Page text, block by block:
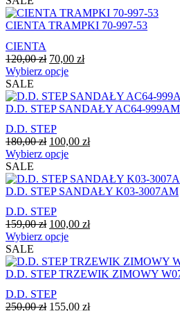
stronie
produktu
ma
wiele
można
wybrać
stronie
produktu
CIENTA TRAMPKI 70-997-53
CIENTA
120,00zł Pierwotna
cena
120,00 zł.
70,00 złAktualna
70,00 zł.
Wybierz opcjeTen
ma
wiele
można
wybrać
stronie
produktu
SALE
D.D. STEP SANDAŁY AC64-999AM
D.D. STEP
180,00zł Pierwotna
cena
180,00 zł.
100,00 złAktualna
100,00 zł.
Wybierz opcjeTen
ma
wiele
można
wybrać
stronie
produktu
SALE
D.D. STEP SANDAŁY K03-3007AM
D.D. STEP
159,00zł Pierwotna
cena
159,00 zł.
100,00 złAktualna
100,00 zł.
Wybierz opcjeTen
ma
wiele
SALE
D.D. STEP TRZEWIK ZIMOWY
D.D. STEP
250,00zł Pierwotna
155,00 złAktualna